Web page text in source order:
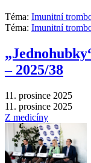
Téma: Imunitní
Téma: Imunitní
–⁠ 2025/38
11. prosince 2025
11. prosince 2025
Z medicíny